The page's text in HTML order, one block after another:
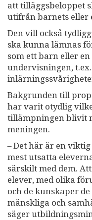
att tilläggsbeloppet
utifrån barnets eller
Den vill också
ska kunna lämnas
som ett barn eller
undervisningen,
Bakgrunden till
har varit otydlig
tillämpningen blivit
meningen.
– Det här är en
mest utsatta
särskilt med dem.
elever, med olika
och de kunskaper
mänskliga och
säger